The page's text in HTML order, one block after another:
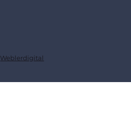
Weblerdigital